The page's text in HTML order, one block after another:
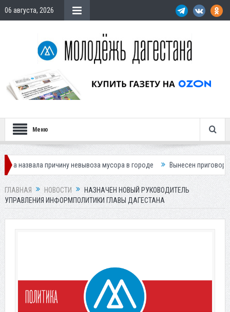
06 августа, 2026
Меню
причину невывоза мусора в городе Вынесен приговор по делу о
ГЛАВНАЯ НОВОСТИ
НАЗНАЧЕН НОВЫЙ РУКОВОДИТЕЛЬ
УПРАВЛЕНИЯ ИНФОРМПОЛИТИКИ ГЛАВЫ ДАГЕСТАНА